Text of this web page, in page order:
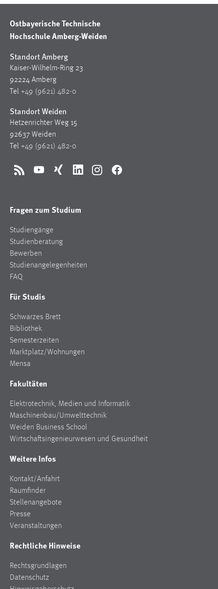
Ostbayerische Technische
Hochschule Amberg-Weiden
Standort Amberg
Kaiser-Wilhelm-Ring 23
92224 Amberg
Tel +49 (9621) 482-0
Standort Weiden
Hetzenrichter Weg 15
92637 Weiden
Tel +49 (9621) 482-0
RSS YouTubeXing LinkedInInstagramFacebook
Fragen zum Studium
Studiengänge
Studienberatung
Bewerben
Studienangelegenheiten
FAQ
Für Studis
Schwarzes Brett
Bibliothek
Semesterzeiten
Marktplatz/Wohnungen
Mensa
Fakultäten
Elektrotechnik, Medien und Informatik
Maschinenbau/Umwelttechnik
Weiden Business School
Wirtschaftsingenieurwesen und Gesundheit
Weitere Infos
Kontakt/Anfahrt
Raumfinder
Stellenangebote
Presse
Veranstaltungen
Rechtliche Hinweise
Rechtsgrundlagen
Datenschutz